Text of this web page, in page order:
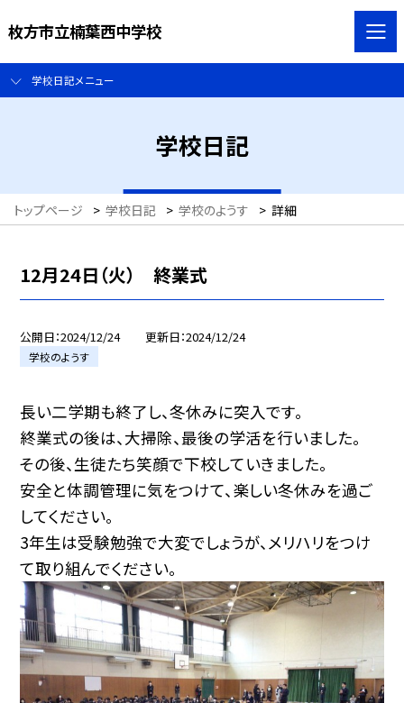
枚方市立楠葉西中学校
学校日記メニュー
学校日記
トップページ > 学校日記 > 学校のようす > 詳細
12月24日（火） 終業式
公開日 2024/12/24 更新日 2024/12/24
学校のようす
長い二学期も終了し、冬休みに突入です。
終業式の後は、大掃除、最後の学活を行いました。
その後、生徒たち笑顔で下校していきました。
安全と体調管理に気をつけて、楽しい冬休みを過ご
してください。
3年生は受験勉強で大変でしょうが、メリハリをつけ
て取り組んでください。